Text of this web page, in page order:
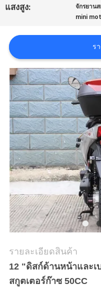
ใบ
เสนอ
ราคา
แผนผัง
เว็บไซต์
นโยบาย
ความ
เป็น
ส่วน
ตัว
แสงสูง: จักรยาน
mini
ร
รายละเอียดสินค้า
12 "ดิสก์ด้านหน้าและเ
สกูตเตอร์ก๊าซ 50CC